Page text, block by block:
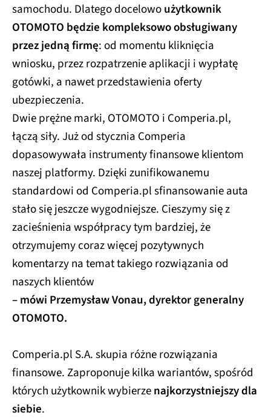
samochodu. Dlatego docelowoużytkownik
OTOMOTO będzie kompleksowo obsługiwany
przez jedną firmę: od momentu kliknięcia
wniosku, przez rozpatrzenie aplikacji i wypłatę
gotówki, a nawet przedstawienia oferty
ubezpieczenia.
Dwie prężne marki, OTOMOTO i Comperia.pl,
łączą siły. Już od stycznia Comperia
dopasowywała instrumenty finansowe klientom
naszej platformy. Dzięki zunifikowanemu
standardowi od Comperia.pl sfinansowanie auta
stało się jeszcze wygodniejsze. Cieszymy się z
zacieśnienia współpracy tym bardziej, że
otrzymujemy coraz więcej pozytywnych
komentarzy na temat takiego rozwiązania od
naszych klientów
– mówi Przemysław Vonau, dyrektor generalny
OTOMOTO.
Comperia.pl S.A. skupia różne rozwiązania
finansowe. Zaproponuje kilka wariantów, spośród
których użytkownik wybierzenajkorzystniejszy dla
siebie.